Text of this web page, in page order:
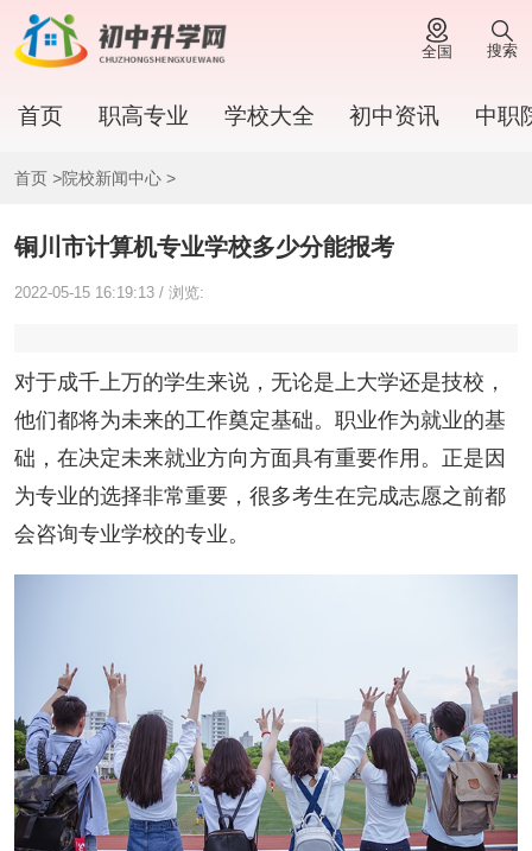
全国 搜索
首页 职高专业 学校大全 初中资讯 中职
首页 >院校新闻中心>
铜川市计算机专业学校多少分能报考
2022-05-15 16:19:13 / 浏览:
对于成千上万的学生来说，无论是上大学还是技校，
他们都将为未来的工作奠定基础。职业作为就业的基
础，在决定未来就业方向方面具有重要作用。正是因
为专业的选择非常重要，很多考生在完成志愿之前都
会咨询专业学校的专业。